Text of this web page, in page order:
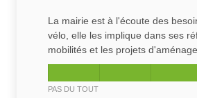
La mairie est à l'écoute des
vélo, elle les implique dans ses
mobilités et les projets
PAS DU TOUT